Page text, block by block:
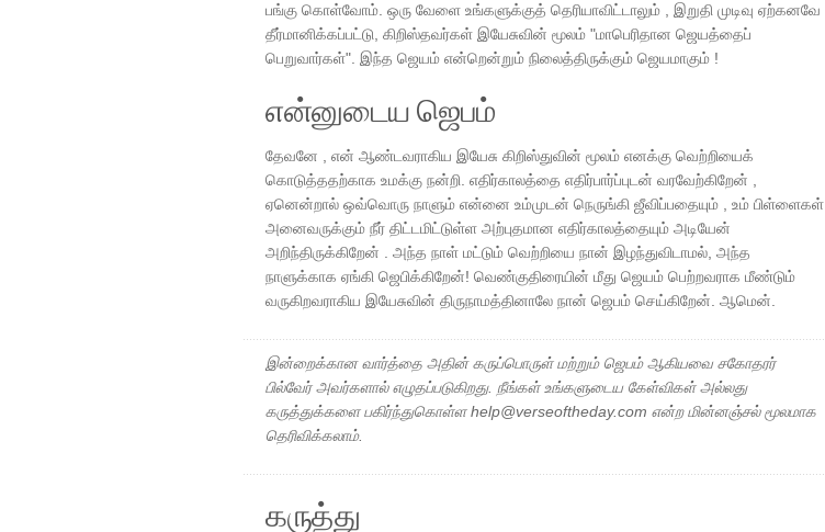
பங்கு கொள்வோம். ஒரு வேளை உங்களுக்குத் தெரியாவிட்டாலும் , இறுதி முடிவு ஏற்கனவே
தீர்மானிக்கப்பட்டு, கிறிஸ்தவர்கள் இயேசுவின் மூலம் "மாபெரிதான ஜெயத்தைப்
பெறுவார்கள்". இந்த ஜெயம் என்றென்றும் நிலைத்திருக்கும் ஜெயமாகும் !
என்னுடைய ஜெபம்
தேவனே , என் ஆண்டவராகிய இயேசு கிறிஸ்துவின் மூலம் எனக்கு வெற்றியைக்
கொடுத்ததற்காக உமக்கு நன்றி. எதிர்காலத்தை எதிர்பார்ப்புடன் வரவேற்கிறேன் ,
ஏனென்றால் ஒவ்வொரு நாளும் என்னை உம்முடன் நெருங்கி ஜீவிப்பதையும் , உம் பிள்ளைகள்
அனைவருக்கும் நீர் திட்டமிட்டுள்ள அற்புதமான எதிர்காலத்தையும் அடியேன்
அறிந்திருக்கிறேன் . அந்த நாள் மட்டும் வெற்றியை நான் இழந்துவிடாமல், அந்த
நாளுக்காக ஏங்கி ஜெபிக்கிறேன்! வெண்குதிரையின் மீது ஜெயம் பெற்றவராக மீண்டும்
வருகிறவராகிய இயேசுவின் திருநாமத்தினாலே நான் ஜெபம் செய்கிறேன். ஆமென்.
இன்றைக்கான வார்த்தை அதின் கருப்பொருள் மற்றும் ஜெபம் ஆகியவை சகோதரர்
பில்வேர் அவர்களால் எழுதப்படுகிறது. நீங்கள் உங்களுடைய கேள்விகள் அல்லது
கருத்துக்களை பகிர்ந்துகொள்ள help@verseoftheday.com என்ற மின்னஞ்சல் மூலமாக
தெரிவிக்கலாம்.
கருத்து